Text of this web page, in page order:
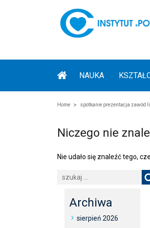
NAUKA
Home spotkanie prezentacja zawód
Niczego nie
Nie udało się znaleźć tego,
Archiwa
sierpień 2026